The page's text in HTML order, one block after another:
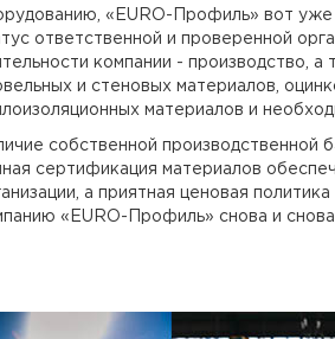
«EURO-Профиль» вот
ответственной и проверенной
компании - производство,
и стеновых материалов,
материалов и
собственной производственной
сертификация материалов
а приятная ценовая
«EURO-Профиль» снова и